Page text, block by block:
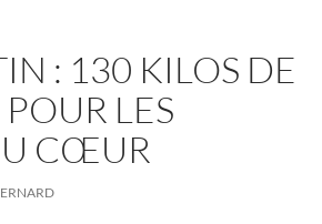
: 130 KILOS DE
LES
CŒUR